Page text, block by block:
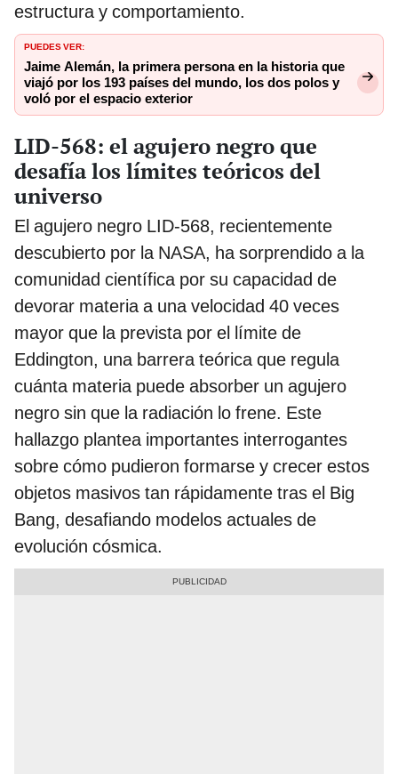
estructura y comportamiento.
PUEDES VER:
Jaime Alemán, la primera persona en la historia que
viajó por los 193 países del mundo, los dos polos y
voló por el espacio exterior
LID-568: el agujero negro que
desafía los límites teóricos del
universo
El agujero negro LID-568, recientemente
descubierto por la NASA, ha sorprendido a la
comunidad científica por su capacidad de
devorar materia a una velocidad 40 veces
mayor que la prevista por el límite de
Eddington, una barrera teórica que regula
cuánta materia puede absorber un agujero
negro sin que la radiación lo frene. Este
hallazgo plantea importantes interrogantes
sobre cómo pudieron formarse y crecer estos
objetos masivos tan rápidamente tras el Big
Bang, desafiando modelos actuales de
evolución cósmica.